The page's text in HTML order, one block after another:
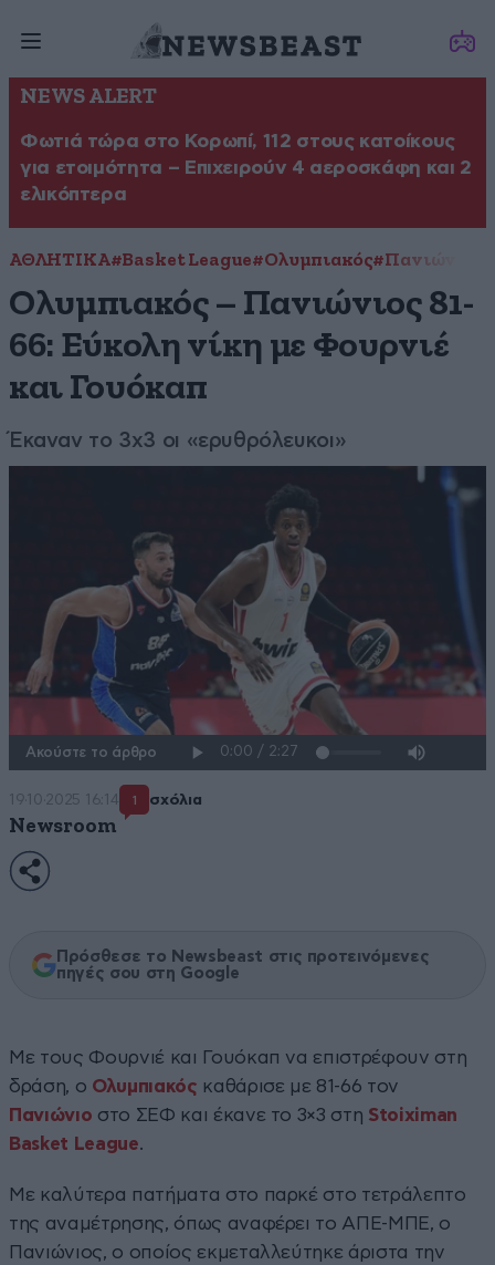
NEWS ALERT
Φωτιά τώρα στο Κορωπί, 112 στους κατοίκους
για ετοιμότητα – Επιχειρούν 4 αεροσκάφη και 2
ελικόπτερα
ΑΘΛΗΤΙΚΑ#Basket League#Ολυμπιακός#Πανιώνιος
Ολυμπιακός – Πανιώνιος 81-
66: Εύκολη νίκη με Φουρνιέ
και Γουόκαπ
Έκαναν το 3x3 οι «ερυθρόλευκοι»
Ακούστε το άρθρο
19·10·2025 16:14 1 σχόλια
Newsroom
Πρόσθεσε το Newsbeast στις προτεινόμενες
πηγές σου στη Google
Με τους Φουρνιέ και Γουόκαπ να επιστρέφουν στη
δράση, ο Ολυμπιακός καθάρισε με 81-66 τον
Πανιώνιο στο ΣΕΦ και έκανε το 3×3 στη Stoiximan
Basket League.
Με καλύτερα πατήματα στο παρκέ στο τετράλεπτο
της αναμέτρησης, όπως αναφέρει το ΑΠΕ-ΜΠΕ, ο
Πανιώνιος, ο οποίος εκμεταλλεύτηκε άριστα την